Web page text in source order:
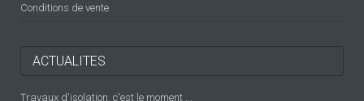
Conditions de vente
ACTUALITES
Travaux d'isolation. c'est le moment ...